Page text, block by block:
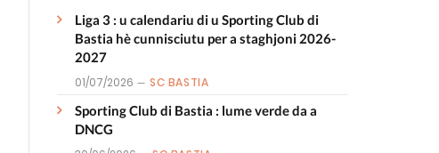
Liga 3 : u calendariu di u Sporting Club di
Bastia hè cunnisciutu per a staghjoni 2026-
2027
01/07/2026 SC BASTIA
Sporting Club di Bastia : lume verde da a
DNCG